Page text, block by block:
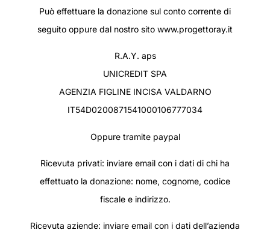
Può effettuare la donazione sul conto corrente di
seguito oppure dal nostro sito www.progettoray.it
R.A.Y. aps
UNICREDIT SPA
AGENZIA FIGLINE INCISA VALDARNO
IT54D0200871541000106777034
Oppure tramite paypal
Ricevuta privati: inviare email con i dati di chi ha
effettuato la donazione: nome, cognome, codice
fiscale e indirizzo.
Ricevuta aziende: inviare email con i dati dell’azienda